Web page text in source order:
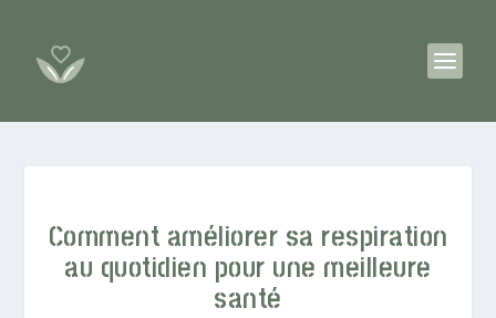
Comment améliorer sa respiration
au quotidien pour une meilleure
santé